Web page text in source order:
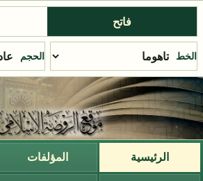
فاتح
الخط الحجم
الرئيسية المؤلفات